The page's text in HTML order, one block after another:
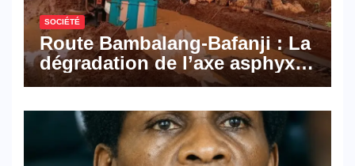
SOCIÉTÉ
Route Bambalang-Bafanji : La
dégradation de l’axe asphyxie
les activités économiques